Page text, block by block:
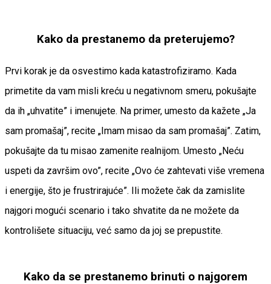
Kako da prestanemo da preterujemo?
Prvi korak je da osvestimo kada katastrofiziramo. Kada
primetite da vam misli kreću u negativnom smeru, pokušajte
da ih „uhvatite” i imenujete. Na primer, umesto da kažete „Ja
sam promašaj”, recite „Imam misao da sam promašaj”. Zatim,
pokušajte da tu misao zamenite realnijom. Umesto „Neću
uspeti da završim ovo”, recite „Ovo će zahtevati više vremena
i energije, što je frustrirajuće”. Ili možete čak da zamislite
najgori mogući scenario i tako shvatite da ne možete da
kontrolišete situaciju, već samo da joj se prepustite.
Kako da se prestanemo brinuti o najgorem